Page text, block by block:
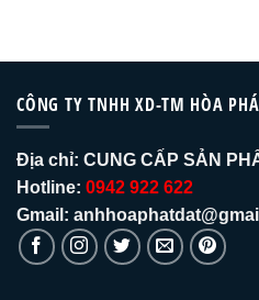
CÔNG TY TNHH XD-TM HÒA
Địa chỉ: CUNG CẤP SẢN
Hotline: 0942 922 622
Gmail: